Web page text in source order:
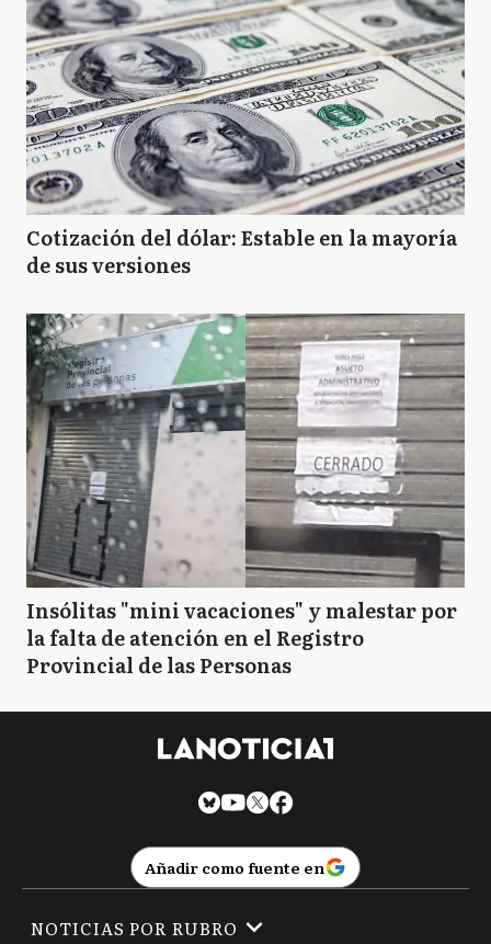
Cotización del dólar: Estable en la mayoría
de sus versiones
Insólitas "mini vacaciones" y malestar por
la falta de atención en el Registro
Provincial de las Personas
Añadir como fuente en
NOTICIAS POR RUBRO